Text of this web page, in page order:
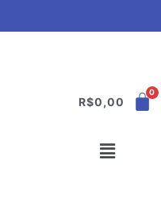
R$0,00